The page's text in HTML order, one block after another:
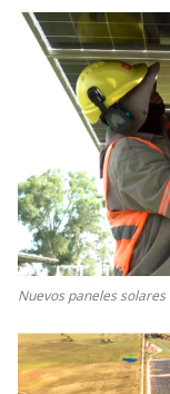
Nuevos paneles